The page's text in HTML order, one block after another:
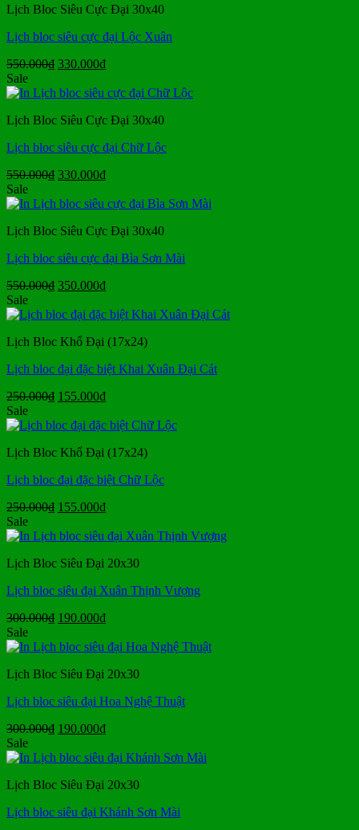
330.000₫.
Lịch Bloc Siêu Cực Đại 30x40
Lịch bloc siêu cực đại Lộc Xuân
550.000₫ Giá
là:
330.000₫Giá
tại
330.000₫.
Sale
Lịch Bloc Siêu Cực Đại 30x40
Lịch bloc siêu cực đại Chữ Lộc
550.000₫ Giá
là:
330.000₫Giá
tại
330.000₫.
Sale
Lịch Bloc Siêu Cực Đại 30x40
Lịch bloc siêu cực đại Bìa Sơn Mài
550.000₫ Giá
là:
350.000₫Giá
tại
350.000₫.
Sale
Lịch Bloc Khổ Đại (17x24)
Lịch bloc đại đặc biệt Khai Xuân Đại Cát
250.000₫ Giá
là:
155.000₫Giá
tại
155.000₫.
Sale
Lịch Bloc Khổ Đại (17x24)
Lịch bloc đại đặc biệt Chữ Lộc
250.000₫ Giá
là:
155.000₫Giá
tại
155.000₫.
Sale
Lịch Bloc Siêu Đại 20x30
Lịch bloc siêu đại Xuân Thịnh Vượng
300.000₫ Giá
là:
190.000₫Giá
tại
190.000₫.
Sale
Lịch Bloc Siêu Đại 20x30
Lịch bloc siêu đại Hoa Nghệ Thuật
300.000₫ Giá
là:
190.000₫Giá
tại
190.000₫.
Sale
Lịch Bloc Siêu Đại 20x30
Lịch bloc siêu đại Khánh Sơn Mài